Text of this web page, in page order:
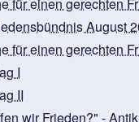
August
für einen gerechten
I
II
wir Frieden?" -